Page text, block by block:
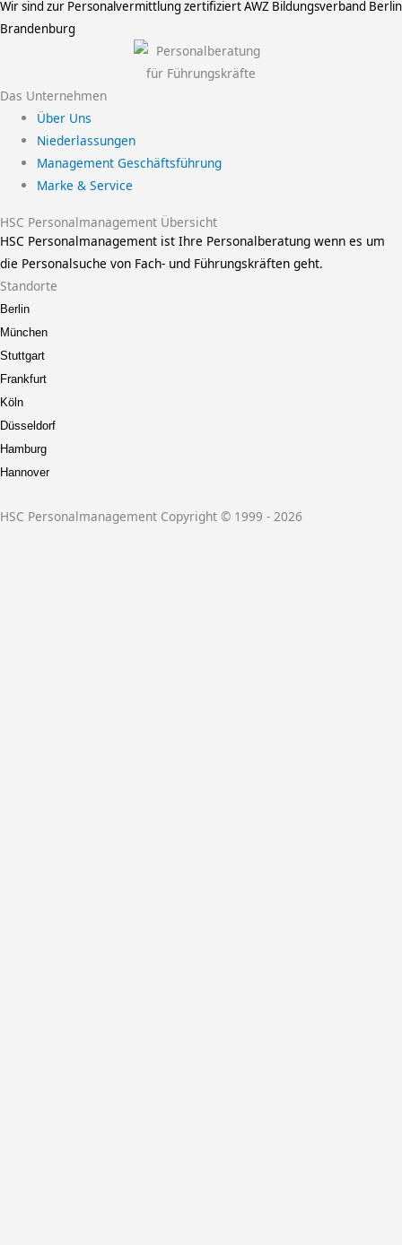
Wir sind zur Personalvermittlung zertifiziertAWZ Bildungsverband Berlin
Brandenburg
Das Unternehmen
Über Uns
Niederlassungen
Management Geschäftsführung
Marke & Service
HSC Personalmanagement Übersicht
HSC Personalmanagement ist Ihre Personalberatung wenn es um
die Personalsuche von Fach- und Führungskräften geht.
Standorte
Berlin
München
Stuttgart
Frankfurt
Köln
Düsseldorf
Hamburg
Hannover
HSC Personalmanagement Copyright © 1999 - 2026